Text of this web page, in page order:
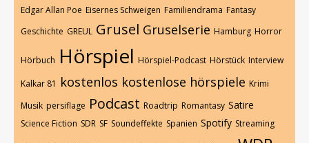
Edgar Allan Poe Eisernes Schweigen Familiendrama Fantasy
Geschichte GREUL Grusel Gruselserie Hamburg Horror
Hörbuch Hörspiel Hörspiel-Podcast Hörstück Interview
Kalkar 81 kostenlos kostenlose hörspiele Krimi
Musik persiflage Podcast Roadtrip Romantasy Satire
Science Fiction SDR SF Soundeffekte Spanien Spotify Streaming